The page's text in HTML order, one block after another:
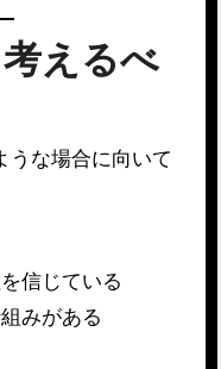
えるべ
うな場合に向いて
信じている
みがある